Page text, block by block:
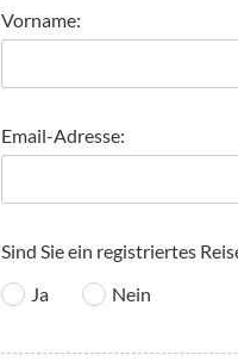
Vorname:
Email-Adresse:
Sind Sie ein registriertes
Ja
Nein